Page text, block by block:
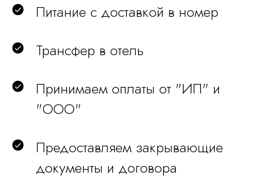
Питание с доставкой в номер
Трансфер в отель
Принимаем оплаты от "ИП" и
"ООО"
Предоставляем закрывающие
документы и договора